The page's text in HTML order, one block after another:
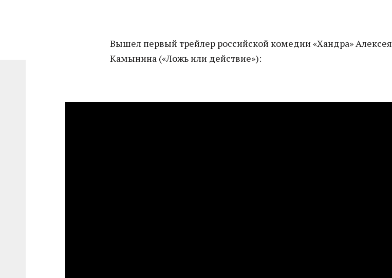
Вышел первый трейлер российской комедии «Хандра» Алексея
Камынина («Ложь или действие»):